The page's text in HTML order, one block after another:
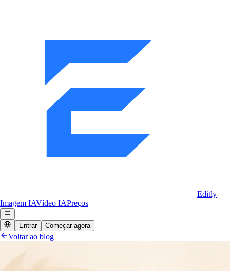
Editly
Imagem IAVídeo IAPreços
Entrar Começar agora
Voltar ao blog